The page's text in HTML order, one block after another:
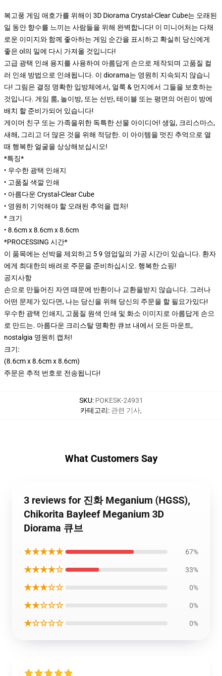
복고풍 게임 애호가를 위해이 3D Diorama Crystal-Clear Cube는 오래된
일 동안 향수를 느끼는 사람들을 위해 완벽합니다! 이 미니어처는 다채
로운 이미지와 함께 좋아하는 게임 순간을 표시하고 확실히 당신에게
좋은 ol의 일에 다시 가져올 것입니다!
고급 광택 인쇄 용지를 사용하여 아름답게 손으로 제작되며 고품질 컬
러 인쇄 방법으로 인쇄됩니다. 이 diorama는 영원히 지속되지 않습니
다! 그림은 결정 명확한 입방체에서, 얼룩 & 먼지에서 그들을 보호하는
것입니다. 게임 룸, 놀이방, 또는 선반, 테이블 또는 평면의 어린이 방에
배치 할 준비가되어 있습니다!
게이머 친구 또는 가족을위한 독특한 선물 아이디어! 생일, 크리스마스,
새해, 그리고 더 많은 것을 위해 적당한. 이 아이템을 멋진 추억으로 열
때 행복한 얼굴을 상상해보십시오!
*특징*
• 우수한 광택 인쇄지
• 고품질 색깔 인쇄
• 아름다운 Crystal-Clear Cube
• 영원히 기억해야 할 오래된 추억을 캡처!
* 크기
• 8.6cm x 8.6cm x 8.6cm
*PROCESSING 시간*
이 품목에는 선박을 제외하고 5 9 영업일의 가공 시간이 있습니다. 환자
에게 최대한의 배려로 주문을 준비하십시오. 행복한 쇼핑!
공지사항
손으로 만들어진 자연 때문에 반환이나 교환을받지 않습니다. 그러나
어떤 문제가 있다면, 나는 당신을 위해 당신의 주문을 할 필요가있다!
우수한 광택 인쇄지, 고품질 원색 인쇄 및 화소 이미지로 아름답게 손으
로 만드는. 아름다운 크리스탈 명확한 큐브 내에서 모든 마운트,
nostalgia 영원히 캡처!
크기:
(8.6cm x 8.6cm x 8.6cm)
주문은 추적 번호로 전송됩니다!
SKU: POKESK-24931
카테고리: 관련 기사,
What Customers Say
3 reviews for 진화 Meganium (HGSS),
Chikorita Bayleef Meganium 3D
Diorama 큐브
★★★★★ 67%
★★★★☆ 33%
★★★☆☆ 0%
★★☆☆☆ 0%
★☆☆☆☆ 0%